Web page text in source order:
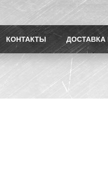
КОНТАКТЫ ДОСТАВКА